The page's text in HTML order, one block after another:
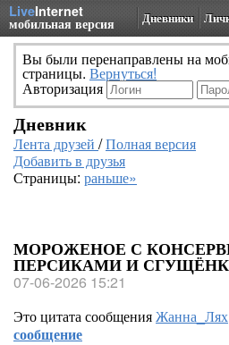
LiveInternet
мобильная версия Дневники
Вы были перенаправлены на
страницы. Вернуться!
Авторизация
Дневник
Лента друзей /Полная версия
Добавить в друзья
Страницы: раньше»
МОРОЖЕНОЕ С
ПЕРСИКАМИ И
07-06-2026 15:21
Это цитата сообщенияЖанна_Лях
сообщение